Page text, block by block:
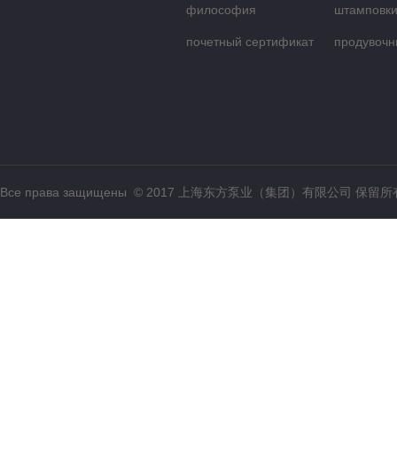
философия
обслуживания
почетный сертификат
Все права защищены © 2017 上海东方泵业（集团）有限公司 保留